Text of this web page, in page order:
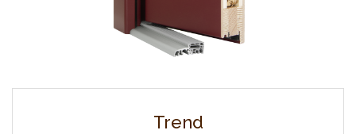
Trend